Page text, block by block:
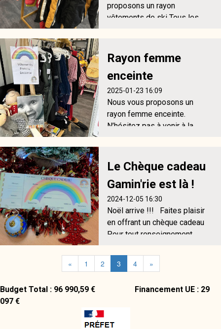
proposons un rayon
vêtements de ski Tous les
vous proposer des articles
comme neufs, à petits prix !!
Rayon femme
enceinte
2025-01-23 16:09
Nous vous proposons un
rayon femme enceinte.
N’hésitez pas à venir à la
Le Chèque cadeau
Gamin'rie est là !
2024-12-05 16:30
Noël arrive !!! Faites plaisir
en offrant un chèque cadeau
Pour tout renseignement,
0545829801 ou venez nous
rendre visite à la boutique 7
« 1 2 3 4 »
Budget Total : 96 990,59 € Financement UE : 29
097 €